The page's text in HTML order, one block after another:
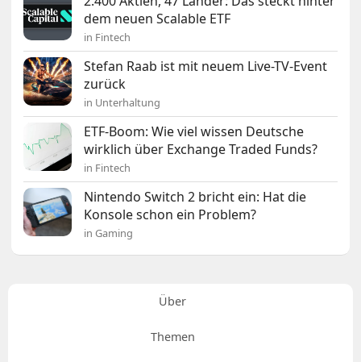
dem neuen Scalable ETF
in Fintech
Stefan Raab ist mit neuem Live-TV-Event
zurück
in Unterhaltung
ETF-Boom: Wie viel wissen Deutsche
wirklich über Exchange Traded Funds?
in Fintech
Nintendo Switch 2 bricht ein: Hat die
Konsole schon ein Problem?
in Gaming
Über
Themen